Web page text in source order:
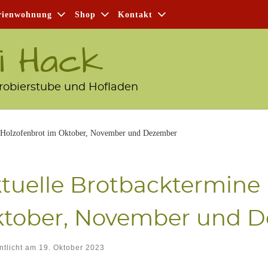
Shop Kon­takt
Hack
und Hofladen
im Oktober, November und Dezember
Brot­back­ter­mi­ne
Novem­ber und
am 19. Oktober 2023